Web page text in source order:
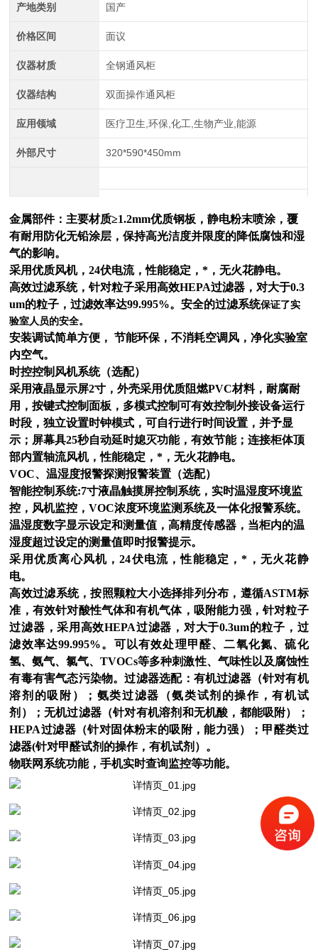
产地类别 国产
价格区间 面议
仪器材质 全钢通风柜
仪器结构 双面操作通风柜
应用领域 医疗卫生,环保,化工,生物产业,能源
外部尺寸 320*590*450mm
金属部件：主要材质≥1.2mm优质钢板，静电粉末喷涂，覆
有耐用防化无铅涂层，保持高光洁度并限度的降低腐蚀和湿
气的影响。
采用优质风机，24伏电流，性能稳定，*，无火花静电。
高效过滤系统，针对粒子采用高效HEPA过滤器，对大于0.3
um的粒子，过滤效率达99.995%。安全的过滤系统保证了实
验室人员的安全。
安装调试简单方便，
节能环保，不消耗空调风，净化实验室
内空气。
时控控制风机系统（选配）
采用液晶显示屏2寸，外壳采用优质阻燃PVC材料，耐腐耐
用，按键式控制面板，多模式控制可有效控制外接设备运行
时段，独立设置时钟模式，可自行进行时间设置，并予显
示；屏幕具25秒自动延时媳灭功能，有效节能；连接柜体顶
部内置轴流风机，性能稳定，*，无火花静电。
VOC、温湿度报警探测报警装置 （选配）
智能控制系统:7寸液晶触摸屏控制系统，实时温湿度环境监
控，风机监控，VOC浓度环境监测系统及一体化报警系统。
温湿度数字显示设定和测量值，高精度传感器，当柜内的温
湿度超过设定的测量值即时报警提示。
采用优质离心风机，24伏电流，性能稳定，*，无火花静
电。
高效过滤系统，按照颗粒大小选择排列分布，遵循ASTM标
准，有效针对酸性气体和有机气体，吸附能力强，针对粒子
过滤器，采用高效HEPA过滤器，对大于0.3um的粒子，过
滤效率达99.995%。可以有效处理甲醛、二氧化氮、硫化
氢、氨气、氯气、TVOCs等多种刺激性、气味性以及腐蚀性
有毒有害气态污染物。过滤器选配：有机过滤器（针对有机
溶剂的吸附）；氨类过滤器（氨类试剂的操作，有机试
剂）；无机过滤器（针对有机溶剂和无机酸，都能吸附）；
HEPA过滤器（针对固体粉末的吸附，能力强）；甲醛类过
滤器(针对甲醛试剂的操作，有机试剂）。
物联网系统功能，手机实时查询监控等功能。